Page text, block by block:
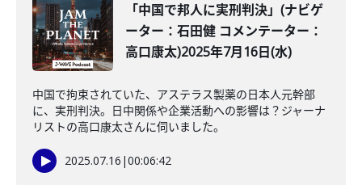
「中国で邦人に実刑判決」(ナビゲ
ーター：石田健 コメンテーター：
高口康太)2025年7月16日(水)
中国で拘束されていた、アステラス製薬の日本人元幹部
に、実刑判決。日中関係や企業活動への影響は？ジャーナ
リストの高口康太さんに伺いました。
2025.07.16 |00:06:42